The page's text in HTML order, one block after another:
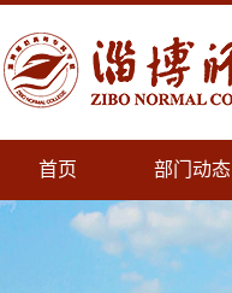
首页 部门动态